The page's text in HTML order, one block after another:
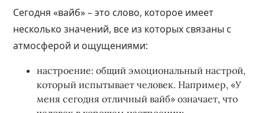
Сегодня «вайб» – это слово, которое имеет
несколько значений, все из которых связаны с
атмосферой и ощущениями:
настроение: общий эмоциональный настрой,
который испытывает человек. Например, «У
меня сегодня отличный вайб» означает, что